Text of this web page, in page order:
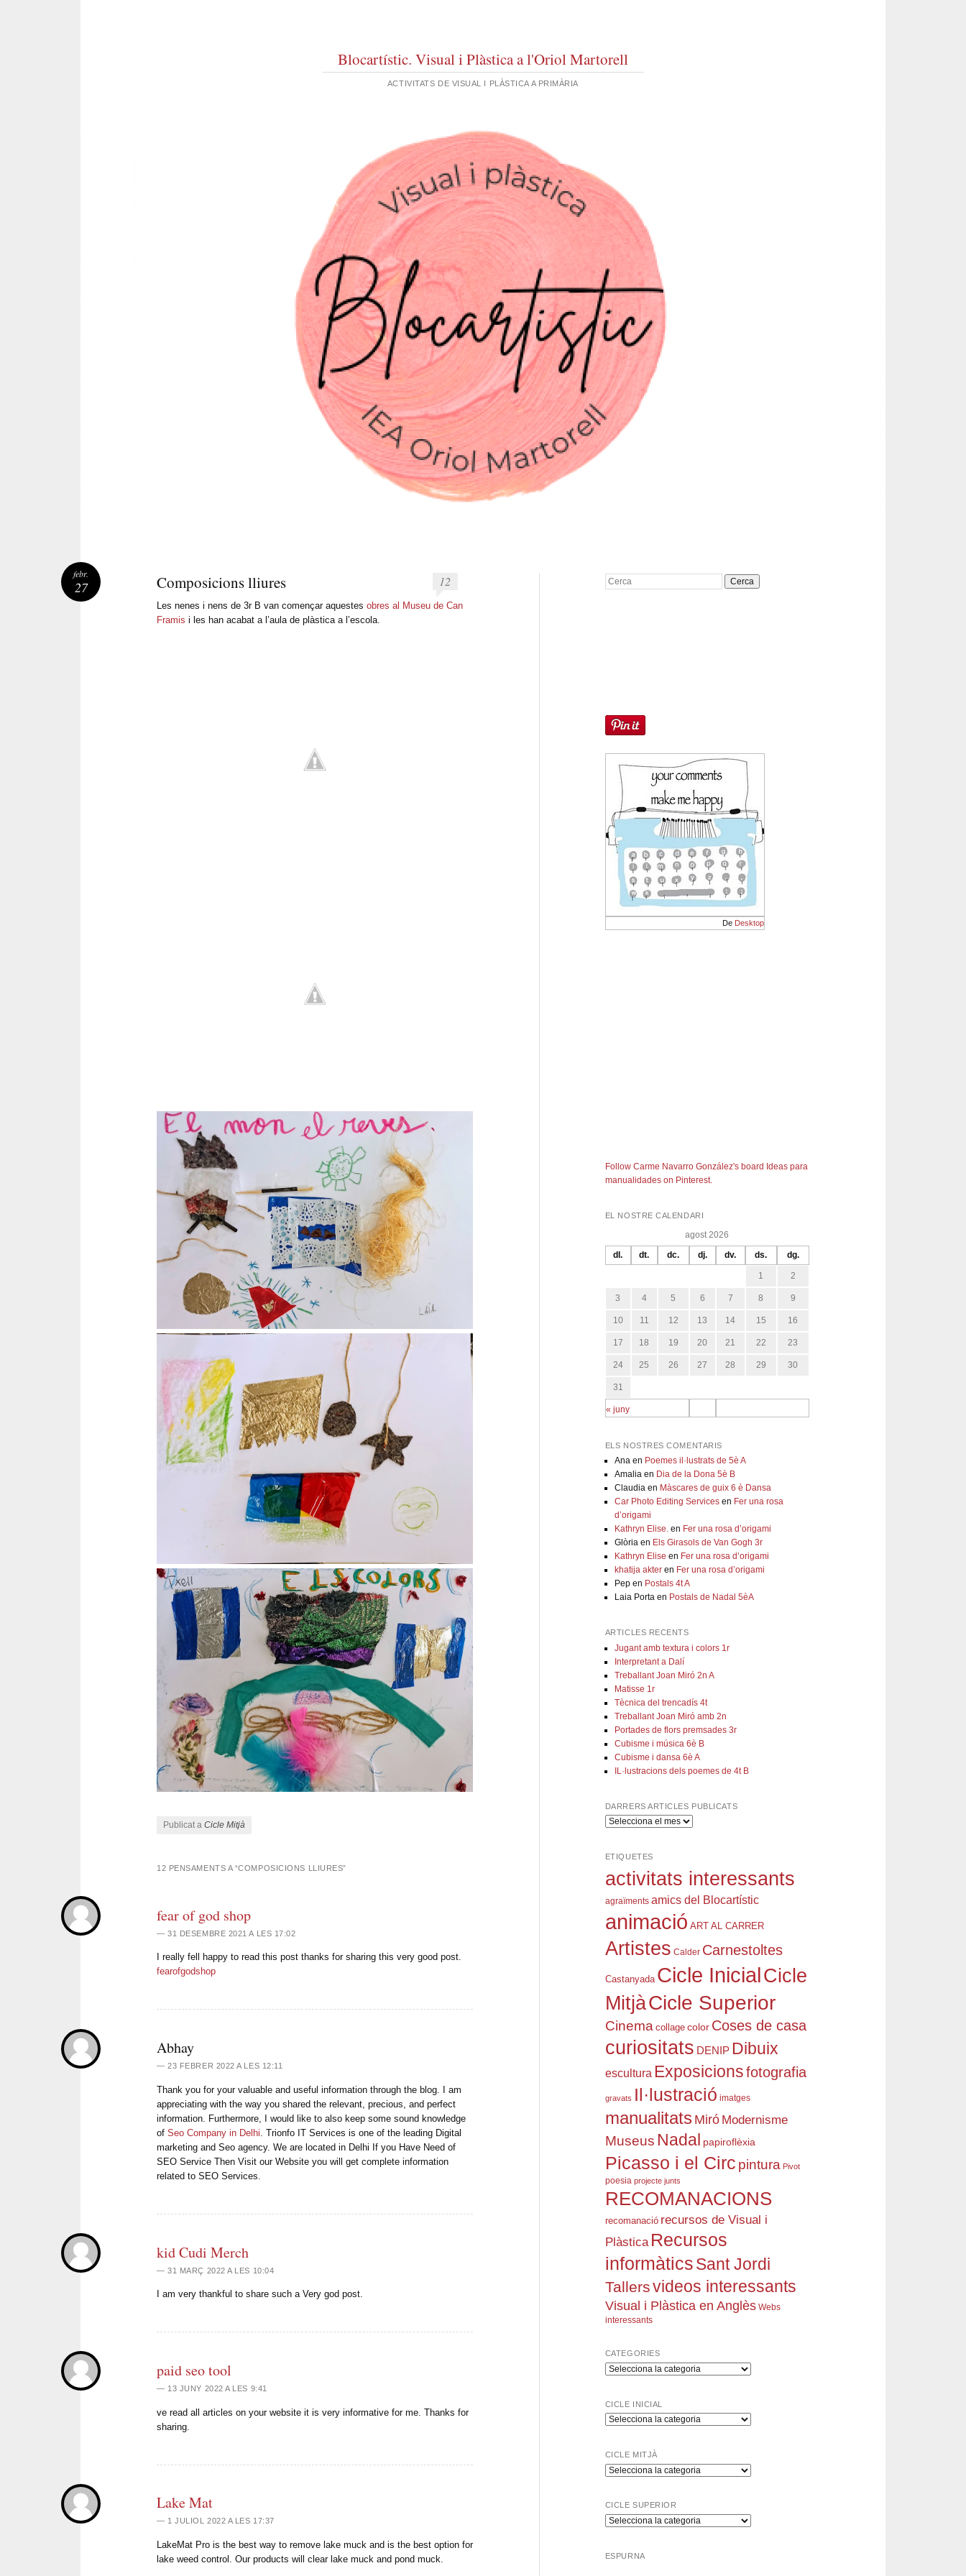
Blocartístic. Visual i Plàstica a l'Oriol Martorell
ACTIVITATS DE VISUAL I PLÀSTICA A PRIMÀRIA
Composicions lliures 12
Les nenes i nens de 3r B van començar aquestes obres al Museu de Can
Framis i les han acabat a l’aula de plàstica a l’escola.
Publicat a Cicle Mitjà
febr.
27
12 PENSAMENTS A “COMPOSICIONS LLIURES”
fear of god shop
31 DESEMBRE 2021 A LES 17:02
I really fell happy to read this post thanks for sharing this very good post.
fearofgodshop
Abhay
23 FEBRER 2022 A LES 12:11
Thank you for your valuable and useful information through the blog. I am
appreciating with the way you shared the relevant, precious, and perfect
information. Furthermore, I would like to also keep some sound knowledge
of Seo Company in Delhi . Trionfo IT Services is one of the leading Digital
marketing and Seo agency. We are located in Delhi If you Have Need of
SEO Service Then Visit our Website you will get complete information
related to SEO Services.
kid Cudi Merch
31 MARÇ 2022 A LES 10:04
I am very thankful to share such a Very god post.
paid seo tool
13 JUNY 2022 A LES 9:41
ve read all articles on your website it is very informative for me. Thanks for
sharing.
Lake Mat
1 JULIOL 2022 A LES 17:37
LakeMat Pro is the best way to remove lake muck and is the best option for
lake weed control. Our products will clear lake muck and pond muck.
Cerca
De Desktop
Follow Carme Navarro González's board Ideas para
manualidades on Pinterest.
EL NOSTRE CALENDARI
agost 2026
dl. dt. dc. dj. dv. ds. dg.
« juny
1 2
3 4 5 6 7 8 9
10 11 12 13 14 15 16
17 18 19 20 21 22 23
24 25 26 27 28 29 30
31
ELS NOSTRES COMENTARIS
Anaen Poemes il·lustrats de 5è A
Amaliaen Dia de la Dona 5è B
Claudiaen Màscares de guix 6 è Dansa
Car Photo Editing Servicesen Fer una rosa
d’origami
Kathryn Elise.en Fer una rosa d’origami
Glòriaen Els Girasols de Van Gogh 3r
Kathryn Elise en Fer una rosa d’origami
khatija akteren Fer una rosa d’origami
Pepen Postals 4t A
Laia Portaen Postals de Nadal 5èA
ARTICLES RECENTS
Jugant amb textura i colors 1r
Interpretant a Dalí
Treballant Joan Miró 2n A
Matisse 1r
Tècnica del trencadís 4t
Treballant Joan Miró amb 2n
Portades de flors premsades 3r
Cubisme i música 6è B
Cubisme i dansa 6è A
IL·lustracions dels poemes de 4t B
DARRERS ARTICLES PUBLICATS
darrers
ETIQUETES
activitats interessants
agraïments amics del Blocartístic
animació ART AL CARRER
Artistes Calder Carnestoltes
Castanyada Cicle InicialCicle
MitjàCicle Superior
Cinema collage color Coses de casa
curiositats DENIP Dibuix
escultura Exposicionsfotografia
gravats Il·lustració imatges
manualitats Miró Modernisme
Museus Nadal papiroflèxia
Picasso i el Circ pintura Pivot
poesia projecte junts
RECOMANACIONS
recomanació recursos de Visual i
Plàstica Recursos
informàtics Sant Jordi
Tallersvideos interessants
Visual i Plàstica en Anglès Webs
interessants
CATEGORIES
Categories
CICLE INICIAL
Cicle
CICLE MITJÀ
Cicle
CICLE SUPERIOR
Cicle
ESPURNA